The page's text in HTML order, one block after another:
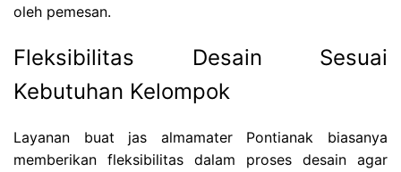
oleh pemesan.
Fleksibilitas Desain Sesuai
Kebutuhan Kelompok
Layanan buat jas almamater Pontianak biasanya
memberikan fleksibilitas dalam proses desain agar